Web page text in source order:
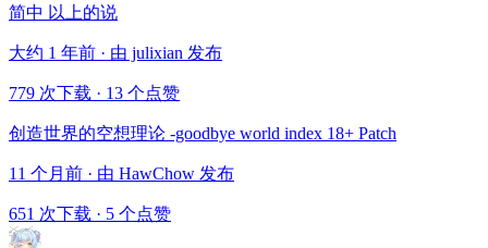
简中 以上的说
大约 1 年前 · 由 julixian 发布
779 次下载 · 13 个点赞
创造世界的空想理论 -goodbye world index 18+ Patch
11 个月前 · 由 HawChow 发布
651 次下载 · 5 个点赞